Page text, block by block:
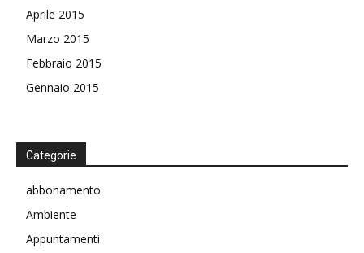
Aprile 2015
Marzo 2015
Febbraio 2015
Gennaio 2015
Categorie
abbonamento
Ambiente
Appuntamenti